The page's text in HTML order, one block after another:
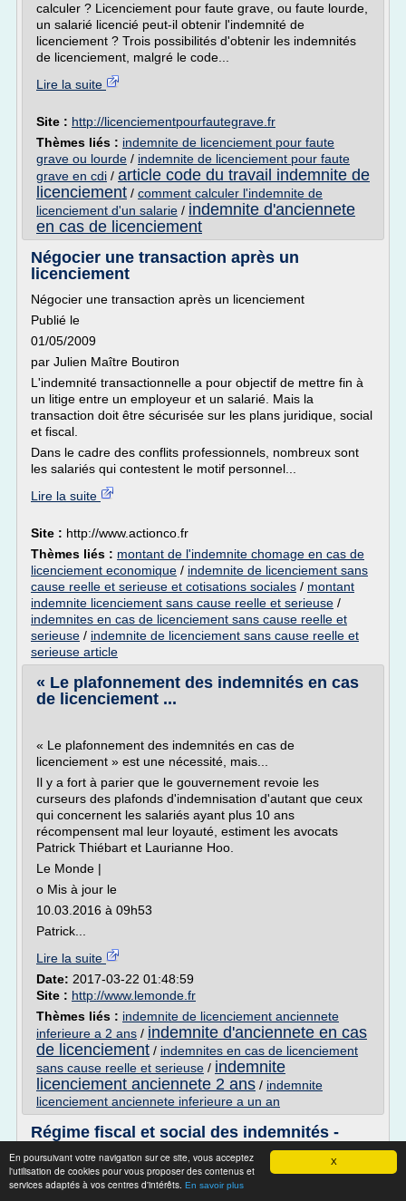
X
En poursuivant votre navigation sur ce site, vous acceptez
l'utilisation de cookies pour vous proposer des contenus et
services adaptés à vos centres d'intérêts. En savoir plus
calculer ? Licenciement pour faute grave, ou faute lourde,
un salarié licencié peut-il obtenir l'indemnité de
licenciement ? Trois possibilités d'obtenir les indemnités
de licenciement, malgré le code...
Lire la suite
Site : http://licenciementpourfautegrave.fr
Thèmes liés : indemnite de licenciement pour faute
grave ou lourde / indemnite de licenciement pour faute
grave en cdi / article code du travail indemnite de
licenciement / comment calculer l'indemnite de
licenciement d'un salarie / indemnite d'anciennete
en cas de licenciement
Négocier une transaction après un
licenciement
Négocier une transaction après un licenciement
Publié le
01/05/2009
par Julien Maître Boutiron
L'indemnité transactionnelle a pour objectif de mettre fin à
un litige entre un employeur et un salarié. Mais la
transaction doit être sécurisée sur les plans juridique, social
et fiscal.
Dans le cadre des conflits professionnels, nombreux sont
les salariés qui contestent le motif personnel...
Lire la suite
Site : http://www.actionco.fr
Thèmes liés : montant de l'indemnite chomage en cas de
licenciement economique / indemnite de licenciement sans
cause reelle et serieuse et cotisations sociales / montant
indemnite licenciement sans cause reelle et serieuse /
indemnites en cas de licenciement sans cause reelle et
serieuse / indemnite de licenciement sans cause reelle et
serieuse article
« Le plafonnement des indemnités en cas
de licenciement ...
« Le plafonnement des indemnités en cas de
licenciement » est une nécessité, mais...
Il y a fort à parier que le gouvernement revoie les
curseurs des plafonds d'indemnisation d'autant que ceux
qui concernent les salariés ayant plus 10 ans
récompensent mal leur loyauté, estiment les avocats
Patrick Thiébart et Laurianne Hoo.
Le Monde |
o Mis à jour le
10.03.2016 à 09h53
Patrick...
Lire la suite
Date: 2017-03-22 01:48:59
Site : http://www.lemonde.fr
Thèmes liés : indemnite de licenciement anciennete
inferieure a 2 ans / indemnite d'anciennete en cas
de licenciement / indemnites en cas de licenciement
sans cause reelle et serieuse / indemnite
licenciement anciennete 2 ans / indemnite
licenciement anciennete inferieure a un an
Régime fiscal et social des indemnités -
Régime fiscal et social des indemnités
20 septembre 2014